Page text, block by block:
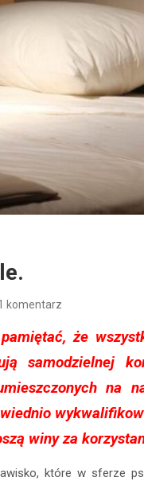
komentarz
że
samodzielnej
na
winy za
które w sferze